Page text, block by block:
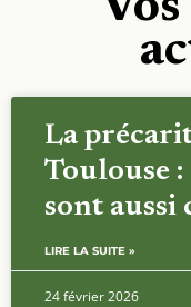
La
Toulouse
sont aussi
LIRE LA SUITE »
24 février 2026